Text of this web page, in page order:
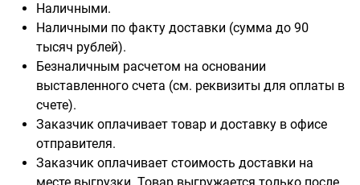
Наличными.
Наличными по факту доставки (сумма до 90
тысяч рублей).
Безналичным расчетом на основании
выставленного счета (см. реквизиты для оплаты в
счете).
Заказчик оплачивает товар и доставку в офисе
отправителя.
Заказчик оплачивает стоимость доставки на